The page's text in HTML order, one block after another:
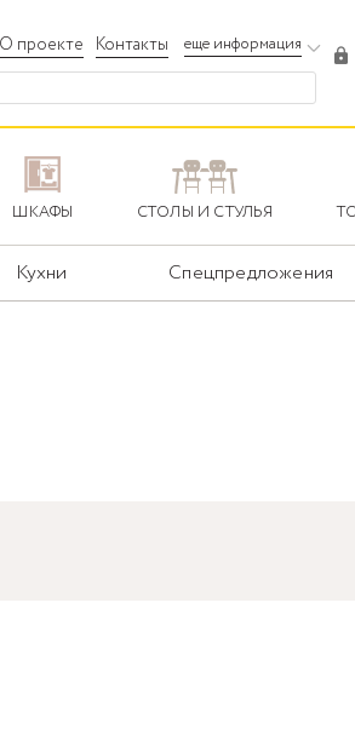
О проекте Контакты еще информация
ШКАФЫ СТОЛЫ И СТУЛЬЯ
Кухни Спецпредложения